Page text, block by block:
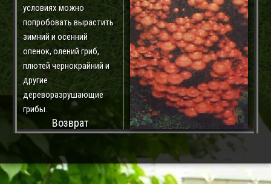
условиях можно
попробовать вырастить
зимний и осенний
опенок, олений гриб,
плютей чернокрайний и
другие
дереворазрушающие
грибы.
Возврат